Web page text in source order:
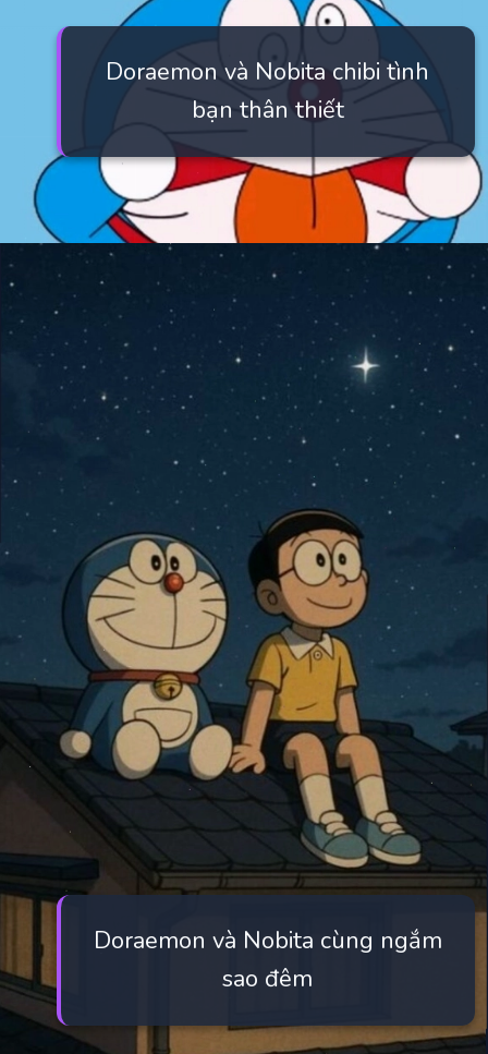
Doraemon và Nobita chibi tình
bạn thân thiết
https://manhua.edu.vn/hinh-nen-may-tinh-doremon-4k
Doraemon và Nobita cùng ngắm
sao đêm